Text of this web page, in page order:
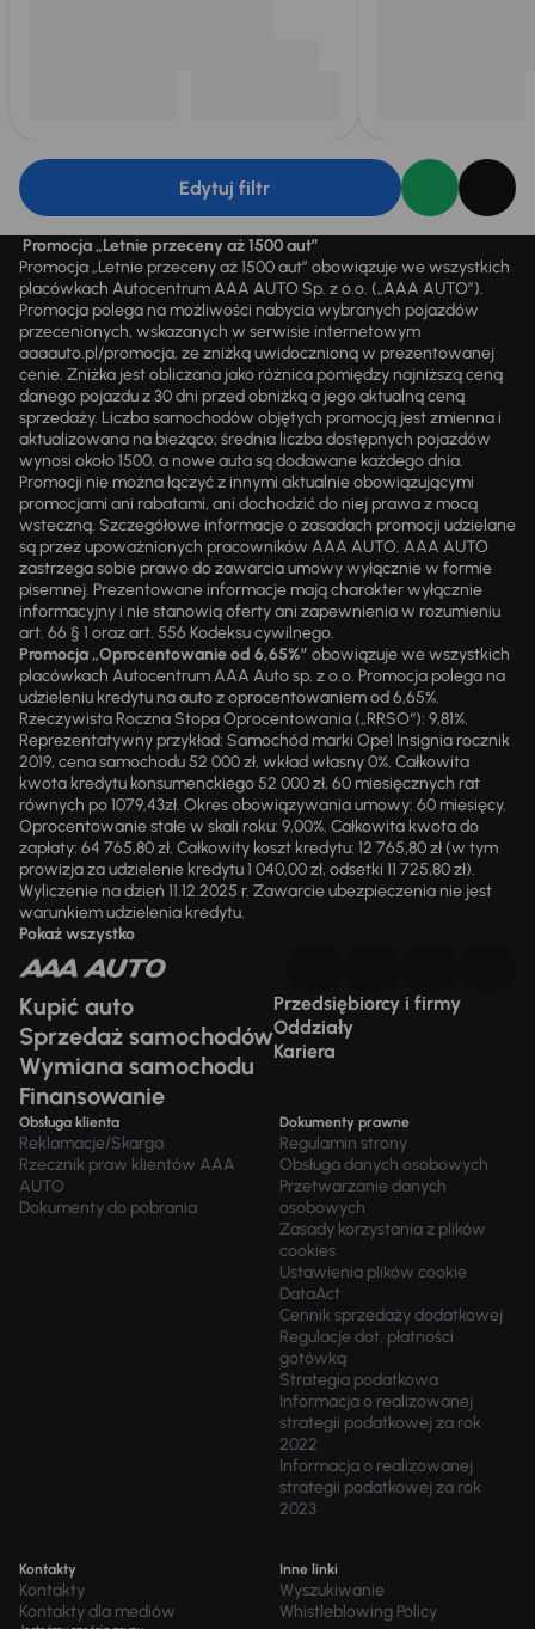
Edytuj filtr
Promocja „Letnie przeceny aż 1500 aut”
Promocja „Letnie przeceny aż 1500 aut” obowiązuje we wszystkich
placówkach Autocentrum AAA AUTO Sp. z o.o. („AAA AUTO”).
Promocja polega na możliwości nabycia wybranych pojazdów
przecenionych, wskazanych w serwisie internetowym
aaaauto.pl/promocja, ze zniżką uwidocznioną w prezentowanej
cenie. Zniżka jest obliczana jako różnica pomiędzy najniższą ceną
danego pojazdu z 30 dni przed obniżką a jego aktualną ceną
sprzedaży. Liczba samochodów objętych promocją jest zmienna i
aktualizowana na bieżąco; średnia liczba dostępnych pojazdów
wynosi około 1500, a nowe auta są dodawane każdego dnia.
Promocji nie można łączyć z innymi aktualnie obowiązującymi
promocjami ani rabatami, ani dochodzić do niej prawa z mocą
wsteczną. Szczegółowe informacje o zasadach promocji udzielane
są przez upoważnionych pracowników AAA AUTO. AAA AUTO
zastrzega sobie prawo do zawarcia umowy wyłącznie w formie
pisemnej. Prezentowane informacje mają charakter wyłącznie
informacyjny i nie stanowią oferty ani zapewnienia w rozumieniu
art. 66 § 1 oraz art. 556 Kodeksu cywilnego.
Promocja „Oprocentowanie od 6,65%” obowiązuje we wszystkich
placówkach Autocentrum AAA Auto sp. z o.o. Promocja polega na
udzieleniu kredytu na auto z oprocentowaniem od 6,65%.
Rzeczywista Roczna Stopa Oprocentowania („RRSO“): 9,81%.
Reprezentatywny przykład: Samochód marki Opel Insignia rocznik
2019, cena samochodu 52 000 zł, wkład własny 0%. Całkowita
kwota kredytu konsumenckiego 52 000 zł, 60 miesięcznych rat
równych po 1079,43zł. Okres obowiązywania umowy: 60 miesięcy.
Oprocentowanie stałe w skali roku: 9,00%. Całkowita kwota do
zapłaty: 64 765,80 zł. Całkowity koszt kredytu: 12 765,80 zł (w tym
prowizja za udzielenie kredytu 1 040,00 zł, odsetki 11 725,80 zł).
Wyliczenie na dzień 11.12.2025 r. Zawarcie ubezpieczenia nie jest
warunkiem udzielenia kredytu.
Pokaż wszystko
Kupić auto
Sprzedaż samochodów
Wymiana samochodu
Finansowanie
Przedsiębiorcy i firmy
Oddziały
Kariera
Obsługa klienta
Reklamacje/Skarga
Rzecznik praw klientów AAA
AUTO
Dokumenty do pobrania
Dokumenty prawne
Regulamin strony
Obsługa danych osobowych
Przetwarzanie danych
osobowych
Zasady korzystania z plików
cookies
Ustawienia plików cookie
DataAct
Cennik sprzedaży dodatkowej
Regulacje dot. płatności
gotówką
Strategia podatkowa
Informacja o realizowanej
strategii podatkowej za rok
2022
Informacja o realizowanej
strategii podatkowej za rok
2023
Kontakty
Kontakty
Kontakty dla mediów
Inne linki
Wyszukiwanie
Whistleblowing Policy